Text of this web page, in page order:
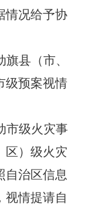
情况给予协
县（市、
级预案视情
市级火灾事
区）级火灾
自治区信息
视情提请自